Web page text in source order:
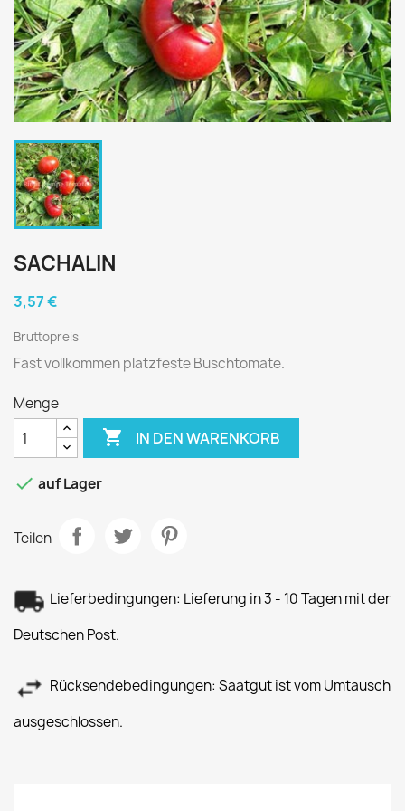
SACHALIN
3,57 €
Bruttopreis
Fast vollkommen platzfeste Buschtomate.
Menge
 IN DEN WARENKORB
 auf Lager
Teilen
Lieferbedingungen: Lieferung in 3 - 10 Tagen mit der
Deutschen Post.
Rücksendebedingungen: Saatgut ist vom Umtausch
ausgeschlossen.